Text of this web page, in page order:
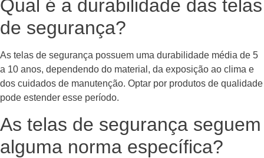
Qual é a durabilidade das telas
de segurança?
As telas de segurança possuem uma durabilidade média de 5
a 10 anos, dependendo do material, da exposição ao clima e
dos cuidados de manutenção. Optar por produtos de qualidade
pode estender esse período.
As telas de segurança seguem
alguma norma específica?